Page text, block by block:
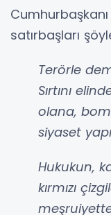
satırbaşları
Terörle
Sırtını
olana,
siyaset
Hukukun,
kırmızı